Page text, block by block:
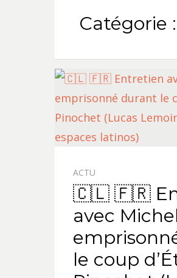
Catégorie :
ACTU
🇨🇱 🇫🇷
avec
le coup